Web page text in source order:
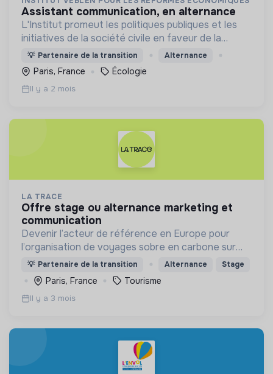
assistant communication, en alternance
L'Institut promeut les politiques publiques et les
initiatives de la société civile en faveur de la
transition écologique et sociale.
💡 Partenaire de la transition Alternance
Paris, France Écologie
Il y a 2 mois
LA TRACE
offre stage ou alternance marketing et
communication
Devenir l’acteur de référence en Europe pour
l’organisation de voyages sobre en carbone sur
mesure, à vélo, adaptés aux moyens et aux
besoins de chaque personne
💡 Partenaire de la transition Alternance Stage
Paris, France Tourisme
Il y a 3 mois